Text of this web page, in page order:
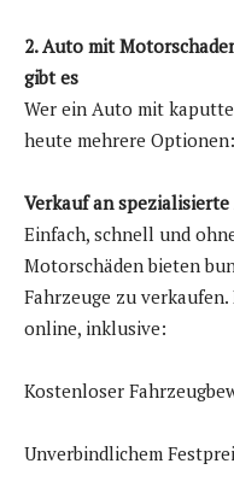
2. Auto mit
gibt es
Wer ein Auto mit
heute mehrere Optionen:
Verkauf an
Einfach, schnell und
Motorschäden bieten
Fahrzeuge zu
online, inklusive:
Kostenloser
Unverbindlichem